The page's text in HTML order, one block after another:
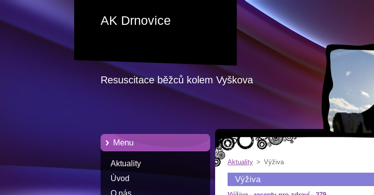
AK Drnovice
Resuscitace běžců kolem Vyškova
Menu
Aktuality
Úvod
O nás
Aktuality > Výživa
Výživa